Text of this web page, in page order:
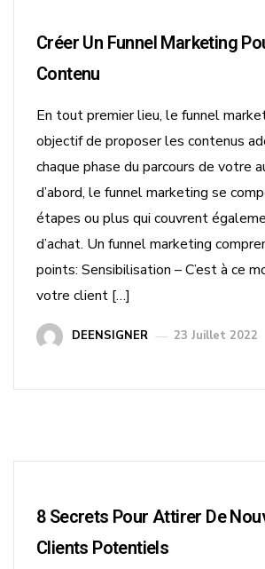
Créer Un Funnel Marketing
Contenu
En tout premier lieu, le funnel
objectif de proposer les contenus
chaque phase du parcours de votre
d’abord, le funnel marketing se
étapes ou plus qui couvrent
d’achat. Un funnel marketing
points: Sensibilisation – C’est à ce
votre client […]
DEENSIGNER 23 Juillet 2022
8 Secrets Pour Attirer De
Clients Potentiels